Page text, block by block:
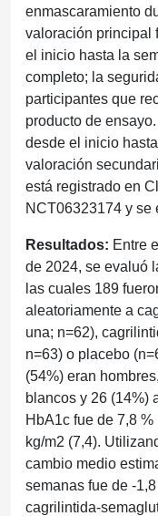
enmascaramiento
valoración principal
el inicio hasta la
completo; la
participantes que
producto de
desde el inicio
valoración
está registrado en
NCT06323174 y se
Resultados: Entre
de 2024, se evaluó
las cuales 189
aleatoriamente a
una; n=62),
n=63) o placebo
(54%) eran
blancos y 26 (14%)
HbA1c fue de 7,8
kg/m2 (7,4).
cambio medio
semanas fue de -
cagrilintida-